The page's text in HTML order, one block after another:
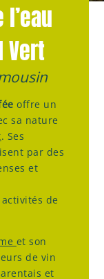
Vert
offre un
sa nature
. Ses
par des
et
de
et son
de vin
et